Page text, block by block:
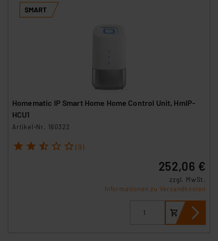
Homematic IP Smart Home Home Control Unit, HmIP-
HCU1
Artikel-Nr. 160322
1 2 3 4 5 (9)
252,06 €
zzgl. MwSt.
Informationen zu Versandkosten